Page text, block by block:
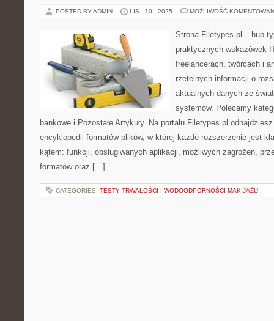
POSTED BY ADMIN LIS - 10 - 2025 MOŻLIWOŚĆ
Strona Filetypes.pl – hub
praktycznych wskazówek
freelancerach, twórcach i
rzetelnych informacji o
aktualnych danych ze
systemów. Polecamy
bankowe i Pozostałe Artykuły. Na portalu Filetypes.pl
encyklopedii formatów plików, w której każde rozszerzenie jest
kątem: funkcji, obsługiwanych aplikacji, możliwych zagrożeń,
formatów oraz […]
CATEGORIES: TESTY TRWAŁOŚCI I WODOODPORNOŚCI MAKIJAŻU